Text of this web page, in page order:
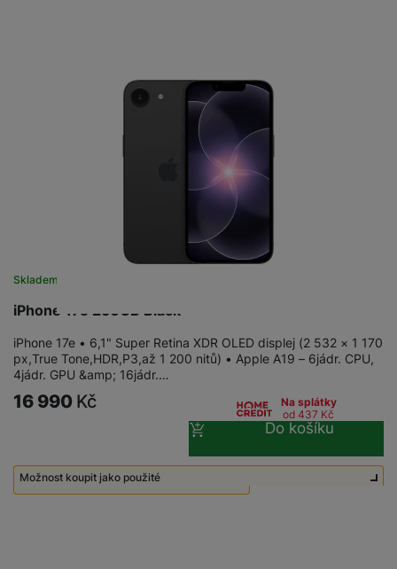
iPhone 17e 256GB Black
Skladem
iPhone 17e • 6,1" Super Retina XDR OLED displej (2 532 × 1 170
px,True Tone,HDR,P3,až 1 200 nitů) • Apple A19 – 6jádr. CPU,
4jádr. GPU &amp; 16jádr.…
16 990 Kč
Na splátky
od 437 Kč
Do košíku
Možnost koupit jako použité